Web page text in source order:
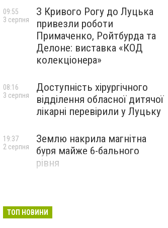
З Кривого Рогу до Луцька
привезли роботи
Примаченко, Ройтбурда та
Делоне: виставка «КОД
колекціонера»
09:55
3 серпня
Доступність хірургічного
відділення обласної дитячої
лікарні перевірили у Луцьку
08:16
3 серпня
Землю накрила магнітна
буря майже 6-бального
рівня
19:37
2 серпня
ТОП НОВИНИ